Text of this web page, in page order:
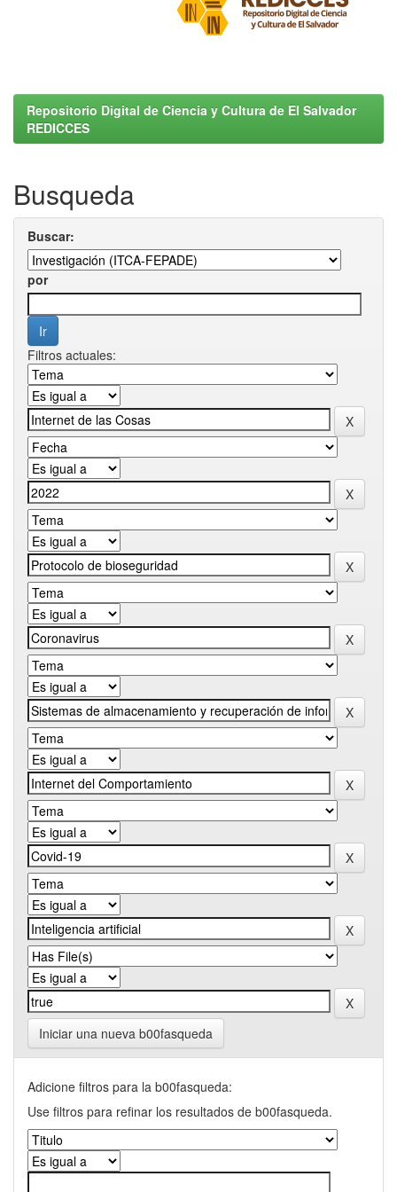
Repositorio Digital de Ciencia y Cultura de El Salvador
REDICCES
Busqueda
Buscar:
por
Filtros actuales:
Iniciar una nueva b00fasqueda
Adicione filtros para la b00fasqueda:
Use filtros para refinar los resultados de b00fasqueda.